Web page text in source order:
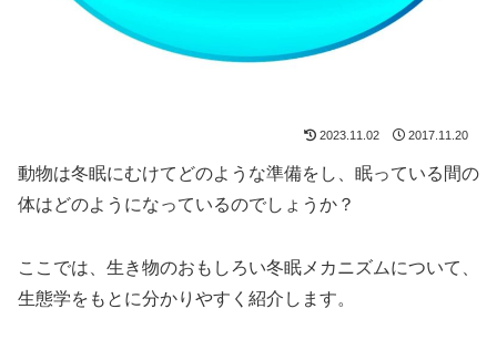
2023.11.02 2017.11.20
動物は冬眠にむけてどのような準備をし、眠っている間の
体はどのようになっているのでしょうか？
ここでは、生き物のおもしろい冬眠メカニズムについて、
生態学をもとに分かりやすく紹介します。